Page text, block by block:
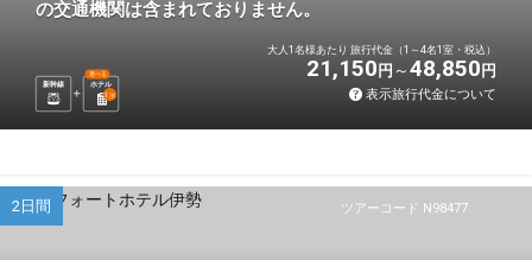
の交通機関は含まれておりません。
新幹線 ホテル
選べる
1 泊
大人1名様あたり 旅行代金（1～4名1室・税込）
21,150 円 48,850 円
表示旅行代金について
ツアーコード N98477
2日間